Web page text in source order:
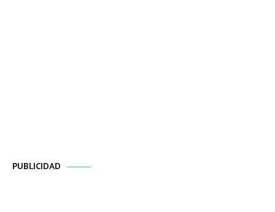
PUBLICIDAD